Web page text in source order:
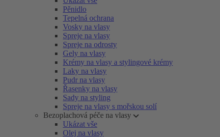
Pěnidlo
Tepelná ochrana
Vosky na vlasy
Spreje na vlasy
Spreje na odrosty
Gely na vlasy
Krémy na vlasy a stylingové krémy
Laky na vlasy
Pudr na vlasy
Řasenky na vlasy
Sady na styling
Spreje na vlasy s mořskou solí
Bezoplachová péče na vlasy
Ukázat vše
Olej na vlasy